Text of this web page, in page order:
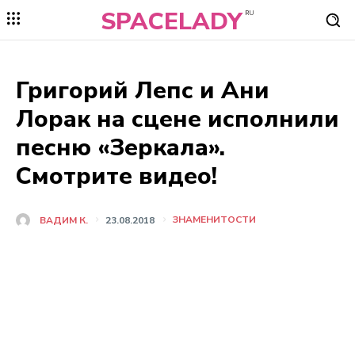
SPACELADY RU
Григорий Лепс и Ани
Лорак на сцене исполнили
песню «Зеркала».
Смотрите видео!
ВАДИМ К. 23.08.2018 ЗНАМЕНИТОСТИ